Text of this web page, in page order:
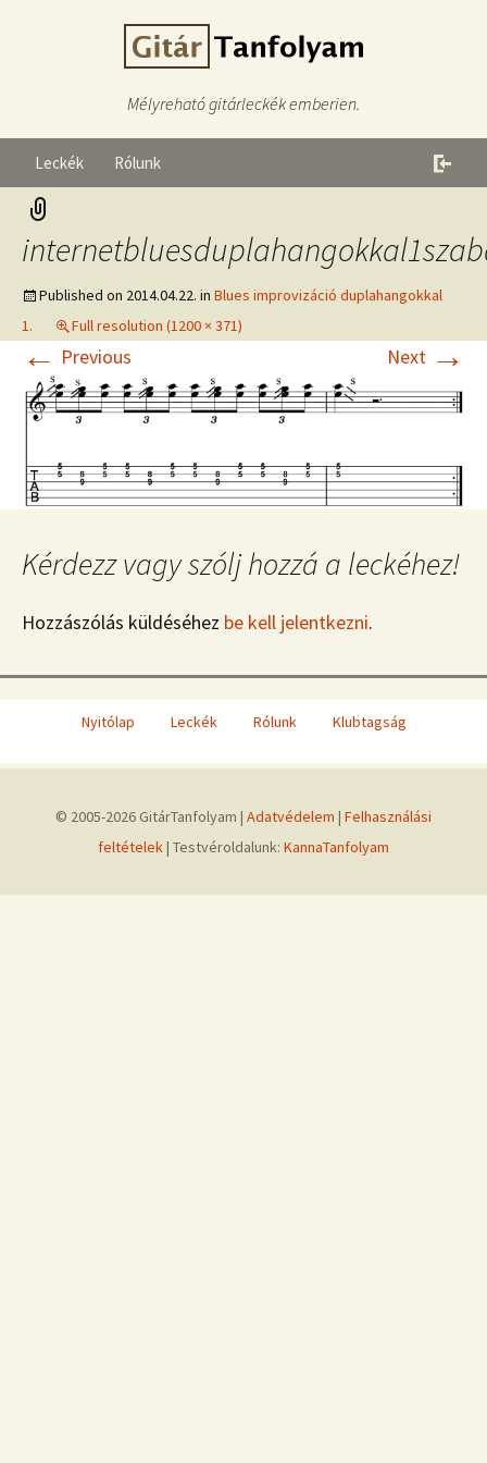
Mélyreható gitárleckék emberien.
Leckék Rólunk
Published on 2014.04.22. in Blues improvizáció duplahangokkal
1.
Full resolution (1200 × 371)
← Previous Next →
Kérdezz vagy szólj hozzá a leckéhez!
Hozzászólás küldéséhez be kell jelentkezni.
Nyitólap Leckék Rólunk Klubtagság
© 2005-2026 GitárTanfolyam | Adatvédelem | Felhasználási
feltételek| Testvéroldalunk: KannaTanfolyam